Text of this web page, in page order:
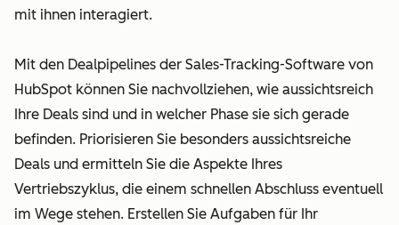
mit ihnen interagiert.
Mit den Dealpipelines der Sales-Tracking-Software von
HubSpot können Sie nachvollziehen, wie aussichtsreich
Ihre Deals sind und in welcher Phase sie sich gerade
befinden. Priorisieren Sie besonders aussichtsreiche
Deals und ermitteln Sie die Aspekte Ihres
Vertriebszyklus, die einem schnellen Abschluss eventuell
im Wege stehen. Erstellen Sie Aufgaben für Ihr